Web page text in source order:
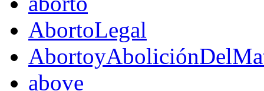
AbortoLegal
above